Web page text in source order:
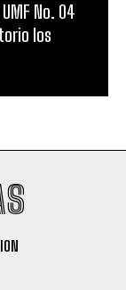
No. 04
los